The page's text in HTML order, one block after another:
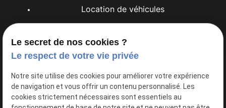
Location de véhicules
Les professionnels
Devis
Le secret de nos cookies ?
Le respect de votre vie privée
Notre site utilise des cookies pour améliorer votre expérience
de navigation et vous offrir un contenu personnalisé. Les
cookies strictement nécessaires sont essentiels au